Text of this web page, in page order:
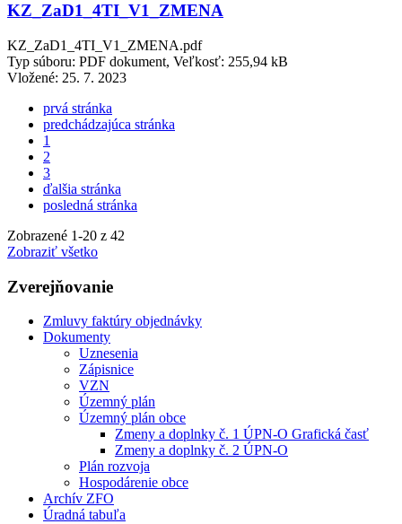
KZ_ZaD1_4TI_V1_ZMENA
KZ_ZaD1_4TI_V1_ZMENA.pdf
Typ súboru: PDF dokument, Veľkosť: 255,94 kB
Vložené: 25. 7. 2023
prvá stránka
predchádzajúca stránka
1
2
3
ďalšia stránka
posledná stránka
Zobrazené 1-20 z 42
Zobraziť všetko
Zverejňovanie
Zmluvy faktúry objednávky
Dokumenty
Uznesenia
Zápisnice
VZN
Územný plán
Územný plán obce
Zmeny a doplnky č. 1 ÚPN-O Grafická časť
Zmeny a doplnky č. 2 ÚPN-O
Plán rozvoja
Hospodárenie obce
Archív ZFO
Úradná tabuľa